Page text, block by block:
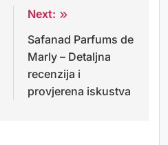
Next:
Safanad Parfums de
Marly – Detaljna
recenzija i
provjerena iskustva